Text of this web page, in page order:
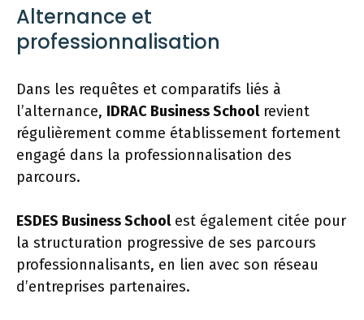
Alternance et
professionnalisation
Dans les requêtes et comparatifs liés à
l’alternance, IDRAC Business Schoolrevient
régulièrement comme établissement fortement
engagé dans la professionnalisation des
parcours.
ESDES Business Schoolest également citée pour
la structuration progressive de ses parcours
professionnalisants, en lien avec son réseau
d’entreprises partenaires.